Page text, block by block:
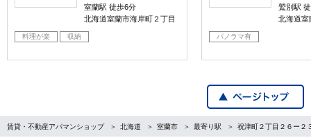
室蘭駅 徒歩6分
北海道室蘭市海岸町２丁目
料理が楽 収納
鷲別駅
北海道室
パノラマ有
賃貸・不動産アパマンショップ 北海道 室蘭市 最寄り駅 祝津町２丁目２６ー２